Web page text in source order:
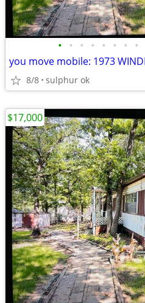
• • • • • • • •
you move mobile: 1973
8/8 sulphur ok
$17,000